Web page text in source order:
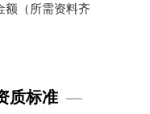
额（所需资料齐
质标准 —